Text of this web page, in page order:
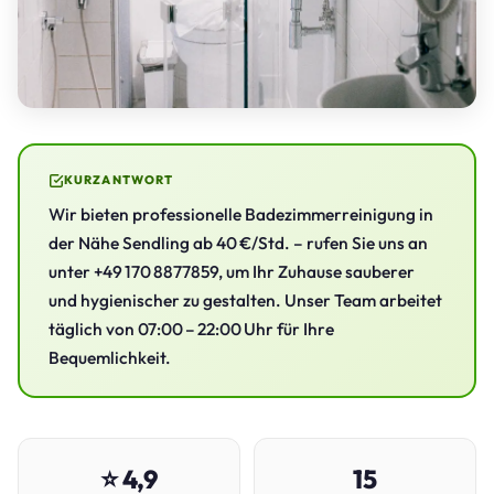
KURZANTWORT
Wir bieten professionelle Badezimmerreinigung in
der Nähe Sendling ab 40 €/Std. – rufen Sie uns an
unter +49 170 8877859, um Ihr Zuhause sauberer
und hygienischer zu gestalten. Unser Team arbeitet
täglich von 07:00 – 22:00 Uhr für Ihre
Bequemlichkeit.
⭐ 4,9 15